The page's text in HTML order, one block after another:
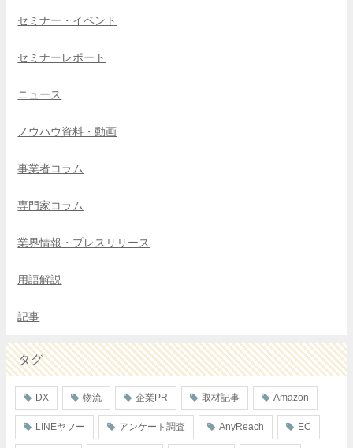
セミナー・イベント
セミナーレポート
ニュース
ノウハウ資料・動画
事業者コラム
専門家コラム
業界情報・プレスリリース
用語解説
記事
タグ
DX 物流 企業PR 取材記事 Amazon
LINEヤフー アンケート調査 AnyReach EC